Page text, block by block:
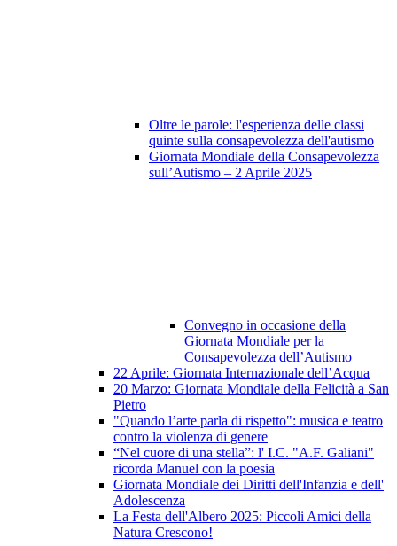
Oltre le parole: l'esperienza delle classi
quinte sulla consapevolezza dell'autismo
Giornata Mondiale della Consapevolezza
sull’Autismo – 2 Aprile 2025
Convegno in occasione della
Giornata Mondiale per la
Consapevolezza dell’Autismo
22 Aprile: Giornata Internazionale dell’Acqua
20 Marzo: Giornata Mondiale della Felicità a San
Pietro
"Quando l’arte parla di rispetto": musica e teatro
contro la violenza di genere
“Nel cuore di una stella”: l' I.C. "A.F. Galiani"
ricorda Manuel con la poesia
Giornata Mondiale dei Diritti dell'Infanzia e dell'
Adolescenza
La Festa dell'Albero 2025: Piccoli Amici della
Natura Crescono!